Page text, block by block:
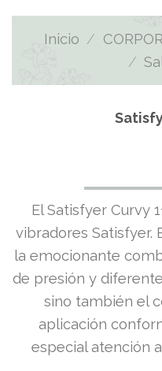
Inicio /
/
El Satisfyer Curvy
vibradores Satisfyer.
la emocionante
de presión y
sino también el
aplicación
especial atención